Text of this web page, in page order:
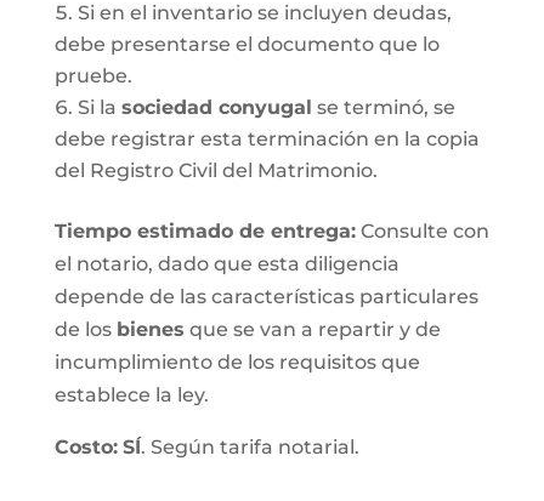
Si en el inventario se incluyen deudas,
debe presentarse el documento que lo
pruebe.
Si la sociedad conyugal se terminó, se
debe registrar esta terminación en la copia
del Registro Civil del Matrimonio.
Tiempo estimado de entrega:Consulte con
el notario, dado que esta diligencia
depende de las características particulares
de los bienes que se van a repartir y de
incumplimiento de los requisitos que
establece la ley.
Costo: SÍ. Según tarifa notarial.